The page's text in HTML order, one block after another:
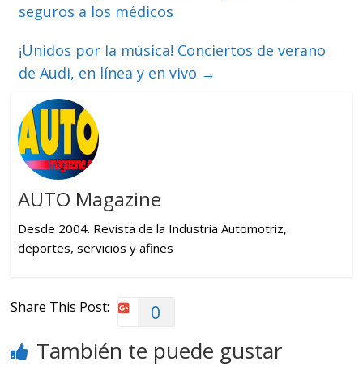
seguros a los médicos
¡Unidos por la música! Conciertos de verano
de Audi, en línea y en vivo →
AUTO Magazine
Desde 2004. Revista de la Industria Automotriz,
deportes, servicios y afines
Share This Post: 0
También te puede gustar